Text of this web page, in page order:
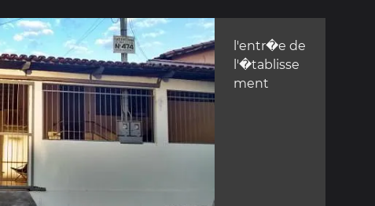
l'entr�e de
l'�tablisse
ment